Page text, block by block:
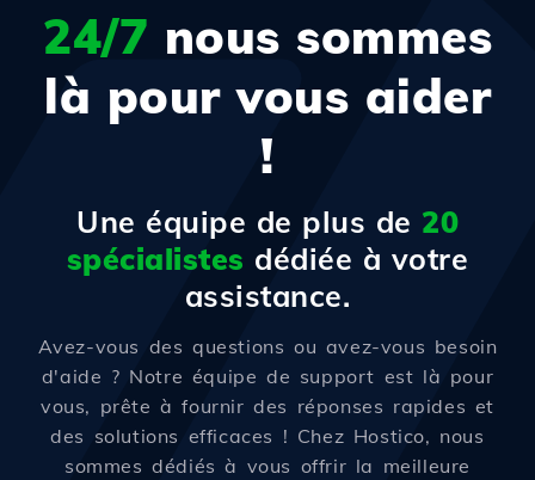
24/7 nous sommes
là pour vous aider
!
Une équipe de plus de 20
spécialistes dédiée à votre
assistance.
Avez-vous des questions ou avez-vous besoin
d'aide ? Notre équipe de support est là pour
vous, prête à fournir des réponses rapides et
des solutions efficaces ! Chez Hostico, nous
sommes dédiés à vous offrir la meilleure